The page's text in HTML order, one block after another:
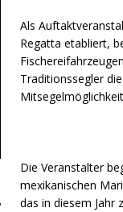
Als
Regatta etabliert,
Traditionssegler
Die Veranstalter
mexikanischen
das in diesem Jahr